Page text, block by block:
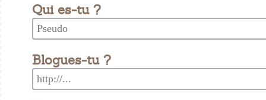
Qui es-tu ?
Blogues-tu ?